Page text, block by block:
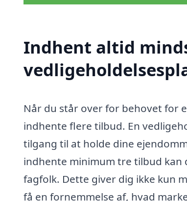
Indhent altid
Når du står over for behovet for
indhente flere tilbud. En
tilgang til at holde dine
indhente minimum tre tilbud kan
fagfolk. Dette giver dig ikke kun
få en fornemmelse af, hvad